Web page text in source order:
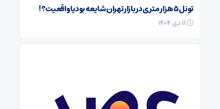
تونل ۵ هزار متری در بازار تهران شایعه بود یا واقعیت؟!